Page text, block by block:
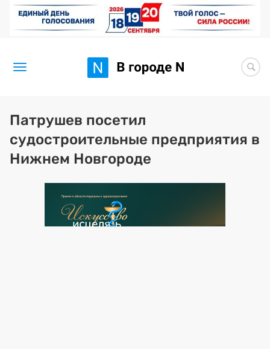
Новости
Статьи
Здоровье
BORЩ
Искусство исцелять
Патрушев посетил
судостроительные предприятия в
Нижнем Новгороде